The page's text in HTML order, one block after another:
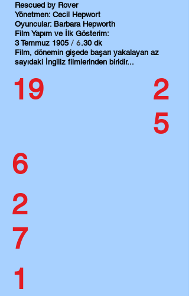
Rescued by Rover
Yönetmen: Cecil Hepwort
Oyuncular: Barbara Hepworth
Film Yapım ve İlk Gösterim:
3 Temmuz 1905​​ / 6.30 dk
Film, dönemin gişede başarı yakalayan az
sayıdaki İngiliz filmlerinden biridir...
19
2
5
6
2
7
1